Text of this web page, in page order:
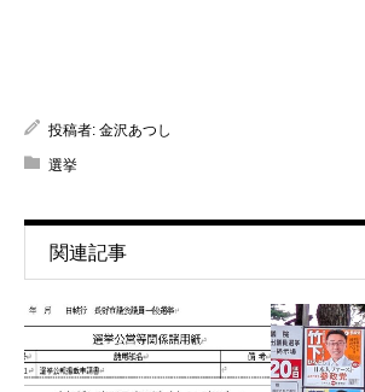
投稿者: 金沢あつし
選挙
関連記事